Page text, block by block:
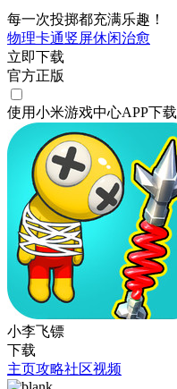
每一次投掷都充满乐趣！
物理卡通竖屏休闲治愈
立即下载
官方正版
使用小米游戏中心APP下载
小李飞镖
下载
主页攻略社区视频